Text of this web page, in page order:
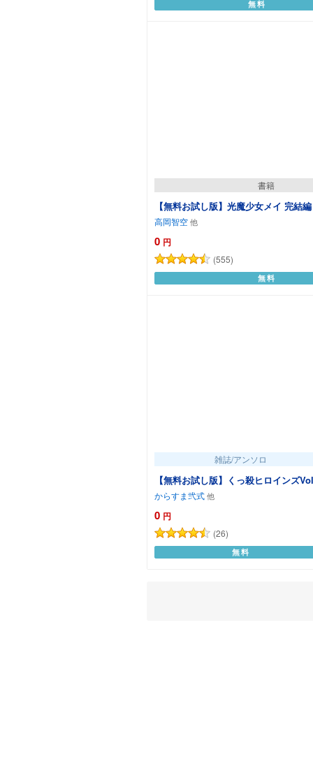
無料
カートに追加
書籍
【無料お試し版】光魔少女メイ 完結
高岡智空
0 円
(555)
無料
カートに追加
雑誌/アンソロ
【無料お試し版】くっ殺ヒロインズ
からすま弐式
0 円
(26)
無料
カートに追加